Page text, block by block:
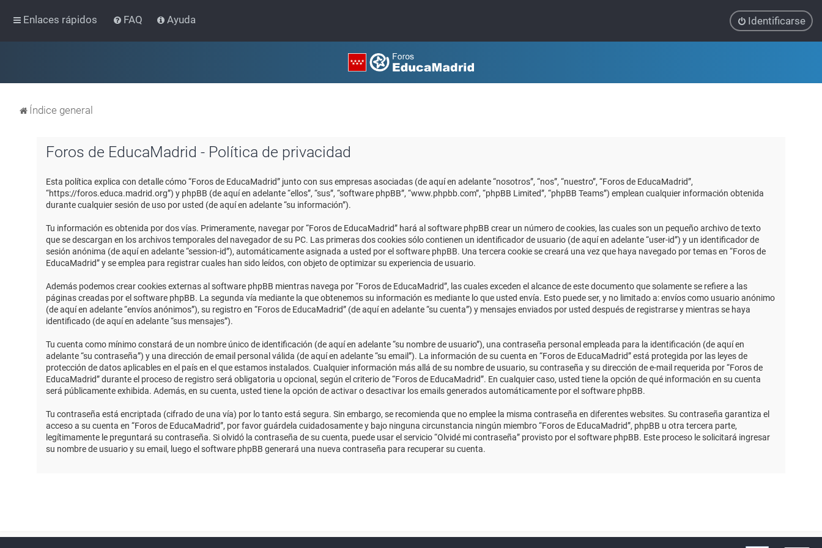
Enlaces rápidos FAQ Ayuda Identificarse
Índice general
Foros de EducaMadrid - Política de privacidad
Esta política explica con detalle cómo “Foros de EducaMadrid” junto con sus empresas asociadas (de aquí en adelante “nosotros”, “nos”, “nuestro”, “Foros de EducaMadrid”,
“https://foros.educa.madrid.org”) y phpBB (de aquí en adelante “ellos”, “sus”, “software phpBB”, “www.phpbb.com”, “phpBB Limited”, “phpBB Teams”) emplean cualquier información obtenida
durante cualquier sesión de uso por usted (de aquí en adelante “su información”).
Tu información es obtenida por dos vías. Primeramente, navegar por “Foros de EducaMadrid” hará al software phpBB crear un número de cookies, las cuales son un pequeño archivo de texto
que se descargan en los archivos temporales del navegador de su PC. Las primeras dos cookies sólo contienen un identificador de usuario (de aquí en adelante “user-id”) y un identificador de
sesión anónima (de aquí en adelante “session-id”), automáticamente asignada a usted por el software phpBB. Una tercera cookie se creará una vez que haya navegado por temas en “Foros de
EducaMadrid” y se emplea para registrar cuales han sido leídos, con objeto de optimizar su experiencia de usuario.
Además podemos crear cookies externas al software phpBB mientras navega por “Foros de EducaMadrid”, las cuales exceden el alcance de este documento que solamente se refiere a las
páginas creadas por el software phpBB. La segunda vía mediante la que obtenemos su información es mediante lo que usted envía. Esto puede ser, y no limitado a: envíos como usuario anónimo
(de aquí en adelante “envíos anónimos”), su registro en “Foros de EducaMadrid” (de aquí en adelante “su cuenta”) y mensajes enviados por usted después de registrarse y mientras se haya
identificado (de aquí en adelante “sus mensajes”).
Tu cuenta como mínimo constará de un nombre único de identificación (de aquí en adelante “su nombre de usuario”), una contraseña personal empleada para la identificación (de aquí en
adelante “su contraseña”) y una dirección de email personal válida (de aquí en adelante “su email”). La información de su cuenta en “Foros de EducaMadrid” está protegida por las leyes de
protección de datos aplicables en el país en el que estamos instalados. Cualquier información más allá de su nombre de usuario, su contraseña y su dirección de e-mail requerida por “Foros de
EducaMadrid” durante el proceso de registro será obligatoria u opcional, según el criterio de “Foros de EducaMadrid”. En cualquier caso, usted tiene la opción de qué información en su cuenta
será públicamente exhibida. Además, en su cuenta, usted tiene la opción de activar o desactivar los emails generados automáticamente por el software phpBB.
Tu contraseña está encriptada (cifrado de una vía) por lo tanto está segura. Sin embargo, se recomienda que no emplee la misma contraseña en diferentes websites. Su contraseña garantiza el
acceso a su cuenta en “Foros de EducaMadrid”, por favor guárdela cuidadosamente y bajo ninguna circunstancia ningún miembro “Foros de EducaMadrid”, phpBB u otra tercera parte,
legítimamente le preguntará su contraseña. Si olvidó la contraseña de su cuenta, puede usar el servicio “Olvidé mi contraseña” provisto por el software phpBB. Este proceso le solicitará ingresar
su nombre de usuario y su email, luego el software phpBB generará una nueva contraseña para recuperar su cuenta.